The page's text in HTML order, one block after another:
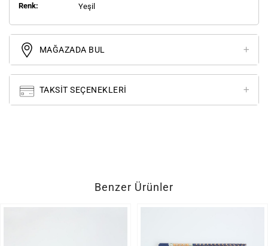
Renk:
Yeşil
MAĞAZADA BUL
TAKSIT SEÇENEKLERI
Benzer Ürünler